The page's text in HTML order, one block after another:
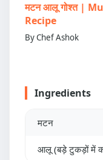
मटन आलू गोश्त |
Recipe
By Chef Ashok
Ingredients
मटन
आलू (बड़े टुकड़ों में